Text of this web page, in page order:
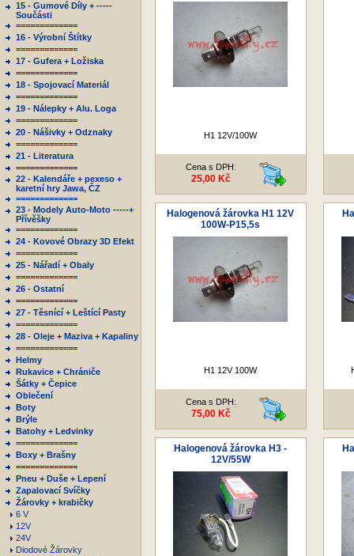
15 - Gumové Díly + -----
Součásti
=============
16 - Výrobní Štítky
=============
17 - Gufera + Ložiska
=============
18 - Spojovací Materiál
=============
19 - Nálepky + Alu. Loga
=============
20 - Nášivky + Odznaky
=============
21 - Literatura
=============
22 - Kalendáře + pexeso +
karetní hry Jawa, ČZ
=============
23 - Modely Auto-Moto -----+
Přívěšky
=============
24 - Kovové Obrazy 3D Efekt
=============
25 - Nářadí + Obaly
=============
26 - Ostatní
=============
27 - Těsnící + Leštící Pasty
=============
28 - Oleje + Maziva + Kapaliny
=============
Helmy
Rukavice + Chrániče
Šátky + Čepice
Oblečení
Boty
Brýle
Batohy + Ledvinky
=============
Boxy + Brašny
=============
Pneu + Duše + Lepení
Zapalovací Svíčky
Žárovky + krabičky
6 V
12V
24V
Diodové Žárovky
H1 12V/100W
Cena s DPH:
25,00 Kč
Halogenová žárovka H1 12V
100W-P15,5s
H1 12V 100W
Cena s DPH:
75,00 Kč
Halogenová žárovka H3 -
12V/55W